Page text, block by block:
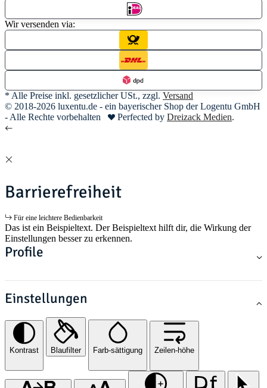
Wir versenden via:
* Alle Preise inkl. gesetzlicher USt., zzgl. Versand
© 2018-2026 luxentu.de - ein bayerischer Shop der Logentu GmbH
- Alle Rechte vorbehalten
Perfected by Dreizack Medien.
Barrierefreiheit
Für eine leichtere Bedienbarkeit
Das ist ein Beispieltext. Der Beispieltext hilft dir, die Wirkung der
Einstellungen besser zu erkennen.
Profile
Einstellungen
Kontrast Blaufilter Farb-sättigung Zeilen-höhe